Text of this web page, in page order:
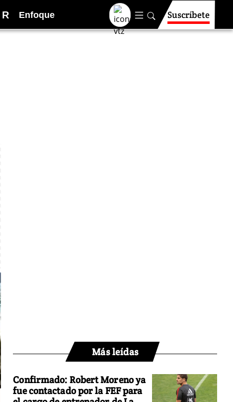
R Enfoque Suscríbete
Más leídas
Confirmado: Robert Moreno ya
fue contactado por la FEF para